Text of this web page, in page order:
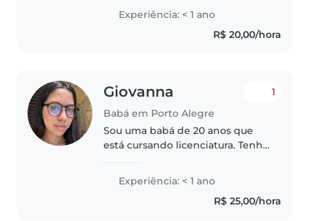
trabalhar e estudar, sou muito
ativa, gosto de conversar, adoro
cozinhar, me dou muito com..
Experiência: < 1 ano
R$ 20,00/hora
Giovanna
Babá em Porto Alegre
1
Sou uma babá de 20 anos que
está cursando licenciatura. Tenho
pequenas, pré-escolares,
escolares e adolescentes. Sou
responsável, cuidadoso e
Experiência: < 1 ano
R$ 25,00/hora